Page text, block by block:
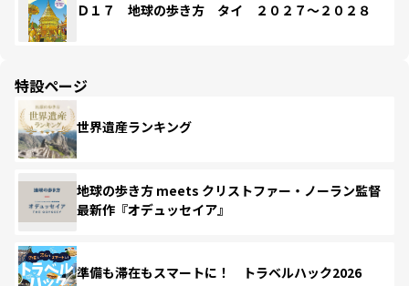
Ｄ１７ 地球の歩き方 タイ ２０２７～２０２８
特設ページ
世界遺産ランキング
地球の歩き方 meets クリストファー・ノーラン監督
最新作『オデュッセイア』
準備も滞在もスマートに！ トラベルハック2026